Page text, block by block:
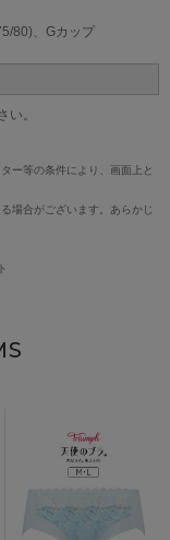
80)、Gカップ
い。
ー等の条件により、画面上と
場合がございます。あらかじ